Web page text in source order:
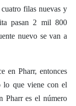
filas nuevas y
pasan 2 mil 800
nuevo se van a
en Pharr, entonces
lo que viene con el
Pharr es el número